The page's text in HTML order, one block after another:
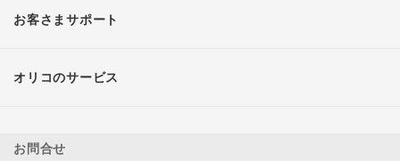
お客さまサポート
オリコのサービス
お問合せ